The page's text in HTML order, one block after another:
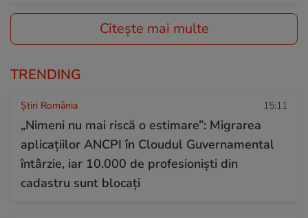
Citește mai multe
TRENDING
Știri România 15:11
„Nimeni nu mai riscă o estimare”: Migrarea
aplicațiilor ANCPI în Cloudul Guvernamental
întârzie, iar 10.000 de profesioniști din
cadastru sunt blocați